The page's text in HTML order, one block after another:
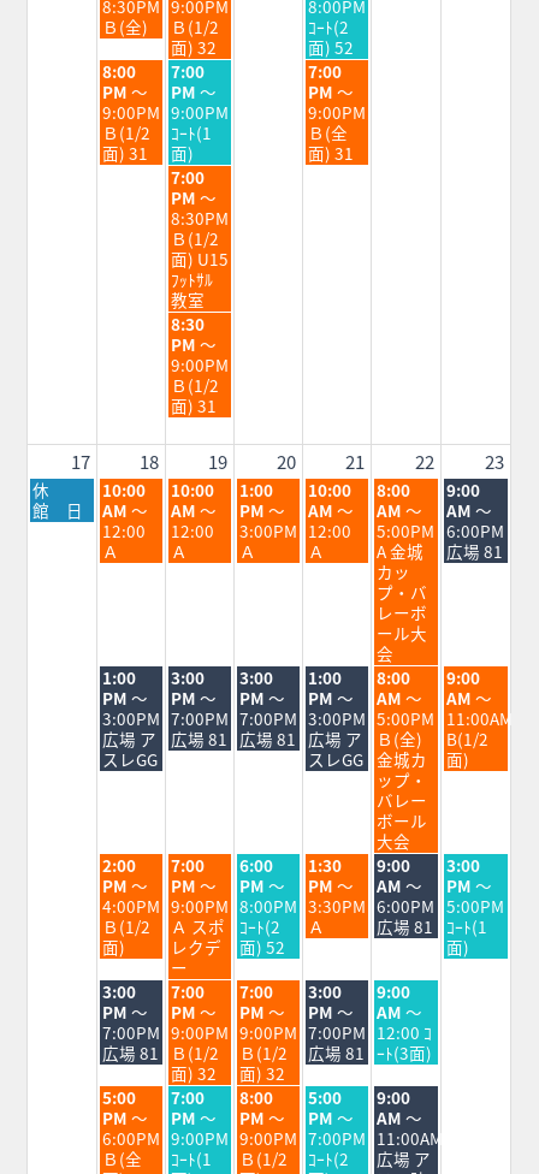
8
月
11th
2026
8:30PM
Ｂ(全)
8
月
12th
2026
9:00PM
Ｂ(1/2
面) 32
8
月
14th
2026
8:00PM
ｺｰﾄ(2
面) 52
火
曜
日,
8
月
11th
8:00
PM ～
9:00PM
Ｂ(1/2
面) 31
水
曜
日,
8
月
12th
2026
7:00
PM ～
9:00PM
ｺｰﾄ(1
面)
金
曜
日,
8
月
14th
7:00
PM ～
9:00PM
Ｂ(全
面) 31
水
曜
日,
8
月
12th
2026
7:00
PM ～
8:30PM
Ｂ(1/2
面) U15
ﾌｯﾄｻﾙ
教室
水
曜
日,
8
月
12th
2026
8:30
PM ～
9:00PM
Ｂ(1/2
面) 31
17 18 19 20 21 22 23
月
曜
日,
休
館 日
火
曜
日,
8
月
10:00
AM ～
12:00
Ａ
水
曜
日,
8
月
10:00
AM ～
12:00
Ａ
木
曜
日,
8
月
1:00
PM ～
3:00PM
Ａ
金
曜
日,
8
月
10:00
AM ～
12:00
Ａ
土
曜
日,
8
月
22nd
2026
8:00
AM ～
5:00PM
A 金城
カッ
プ・バ
レーボ
ール大
会
日
曜
日,
8
月
9:00
AM ～
6:00PM
広場 81
火
曜
日,
8
月
18th
1:00
PM ～
3:00PM
広場 ア
スレGG
水
曜
日,
8
月
3:00
PM ～
7:00PM
広場 81
木
曜
日,
8
月
3:00
PM ～
7:00PM
広場 81
金
曜
日,
8
月
21st
1:00
PM ～
3:00PM
広場 ア
スレGG
土
曜
日,
8
月
22nd
2026
8:00
AM ～
5:00PM
Ｂ(全)
金城カ
ップ・
バレー
ボール
大会
日
曜
日,
8
月
23rd
9:00
AM ～
11:00AM
B(1/2
面)
火
曜
日,
8
月
18th
2026
2:00
PM ～
4:00PM
Ｂ(1/2
面)
水
曜
日,
8
月
19th
2026
7:00
PM ～
9:00PM
Ａ スポ
レクデ
ー
木
曜
日,
8
月
20th
2026
6:00
PM ～
8:00PM
ｺｰﾄ(2
面) 52
金
曜
日,
8
月
2026
1:30
PM ～
3:30PM
Ａ
土
曜
日,
8
月
2026
9:00
AM ～
6:00PM
広場 81
日
曜
日,
8
月
23rd
3:00
PM ～
5:00PM
ｺｰﾄ(1
面)
火
曜
日,
8
月
18th
2026
3:00
PM ～
7:00PM
広場 81
水
曜
日,
8
月
19th
2026
7:00
PM ～
9:00PM
Ｂ(1/2
面) 32
木
曜
日,
8
月
20th
2026
7:00
PM ～
9:00PM
Ｂ(1/2
面) 32
金
曜
日,
8
月
21st
2026
3:00
PM ～
7:00PM
広場 81
土
曜
日,
8
月
22nd
2026
9:00
AM ～
12:00 ｺ
ｰﾄ(3面)
火
曜
日,
8
5:00
PM ～
6:00PM
Ｂ(全
水
曜
日,
8
7:00
PM ～
9:00PM
ｺｰﾄ(1
木
曜
日,
8
8:00
PM ～
9:00PM
Ｂ(1/2
金
曜
日,
8
5:00
PM ～
7:00PM
ｺｰﾄ(2
土
曜
日,
8
9:00
AM ～
11:00AM
広場 ア